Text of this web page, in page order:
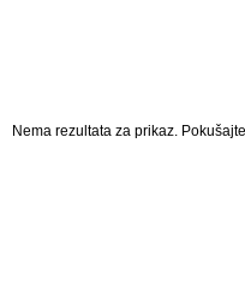
Nema rezultata za prikaz.